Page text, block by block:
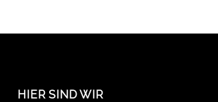
HIER SIND WIR